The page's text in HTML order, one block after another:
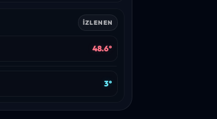
İZLENEN
48.6°
3°